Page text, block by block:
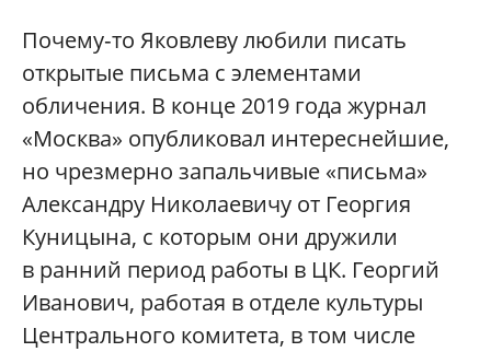
Почему‑то Яковлеву любили писать
открытые письма с элементами
обличения. В конце 2019 года журнал
«Москва» опубликовал интереснейшие,
но чрезмерно запальчивые «письма»
Александру Николаевичу от Георгия
Куницына, с которым они дружили
в ранний период работы в ЦК. Георгий
Иванович, работая в отделе культуры
Центрального комитета, в том числе